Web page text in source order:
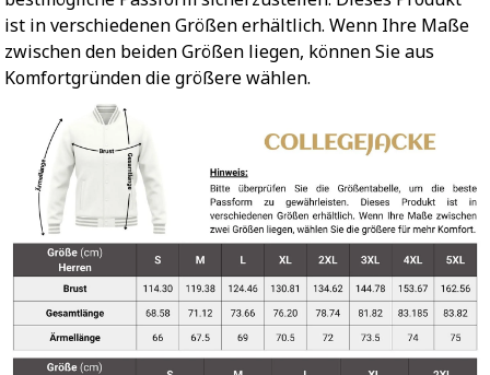
ist in verschiedenen Größen erhältlich. Wenn Ihre Maße
zwischen den beiden Größen liegen, können Sie aus
Komfortgründen die größere wählen.